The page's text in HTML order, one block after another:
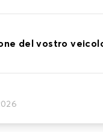
del vostro